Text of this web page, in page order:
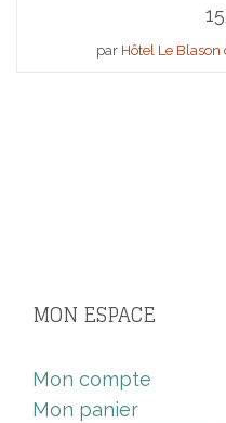
par Hôtel Le Blason
MON ESPACE
Mon compte
Mon panier